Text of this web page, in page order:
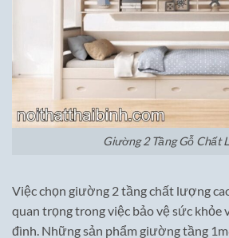
Giường 2 Tầng Gỗ Chất
Việc chọn giường 2 tầng chất lượng
quan trọng trong việc bảo vệ sức khỏe
đình. Những sản phẩm giường tầng